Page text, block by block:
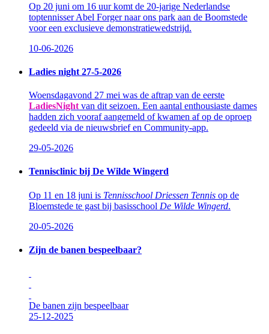
Op 20 juni om 16 uur komt de 20-jarige Nederlandse
toptennisser Abel Forger naar ons park aan de Boomstede
voor een exclusieve demonstratiewedstrijd.
10-06-2026
Ladies night 27-5-2026
Woensdagavond 27 mei was de aftrap van de eerste
LadiesNight van dit seizoen. Een aantal enthousiaste dames
hadden zich vooraf aangemeld of kwamen af op de oproep
gedeeld via de nieuwsbrief en Community-app.
29-05-2026
Tennisclinic bij De Wilde Wingerd
Op 11 en 18 juni is Tennisschool Driessen Tennis op de
Bloemstede te gast bij basisschool De Wilde Wingerd.
20-05-2026
Zijn de banen bespeelbaar?
De banen zijn bespeelbaar
25-12-2025